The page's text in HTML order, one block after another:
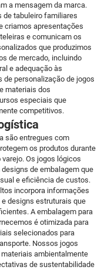
a mensagem da marca.
de tabuleiro familiares
criamos apresentações
e comunicam os
que produzimos
de mercado, incluindo
e adequação às
personalização de jogos
materiais dos
especiais que
competitivos.
são entregues com
os produtos durante
Os jogos lógicos
de embalagem que
e eficiência de custos.
incorpora informações
designs estruturais que
A embalagem para
é otimizada para
selecionados para
Nossos jogos
ambientalmente
de sustentabilidade